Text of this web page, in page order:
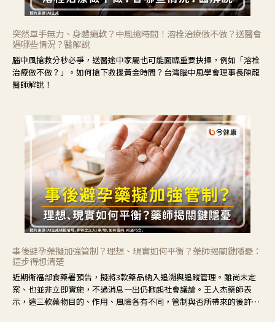
突然單手無力、身體癱軟？中風搶時間！溶栓治療做不做？送醫會
遇哪些情況？醫解說
腦中風搶救分秒必爭，送醫途中家屬也可能面臨重要抉擇，例如「溶栓
治療做不做？」。如何搶下救援黃金時間？台灣腦中風學會理事長陳龍
醫師解說！
事後避孕藥擬加強管制？理想、現實如何平衡？藥師揭關鍵隱憂：
這步得想清楚
近期衛福部食藥署預告，擬將3款藥品納入追溯與追蹤管理。雖尚未定
案、也並非立即實施，不過消息一出仍掀起社會議論。王人杰藥師表
示，這三款藥物目的、作用、風險各有不同，管制與否所帶來的後許影